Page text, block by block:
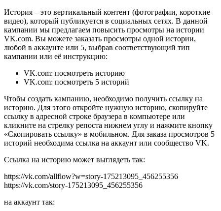
История – это вертикальный контент (фотографии, короткие
видео), который публикуется в социальных сетях. В данной
кампании мы предлагаем повысить просмотры на истории
VK.com. Вы можете заказать просмотры одной истории,
любой в аккаунте или 5, выбрав соответствующий тип
кампании или её инструкцию:
VK.com: посмотреть историю
VK.com: посмотреть 5 историй
Чтобы создать кампанию, необходимо получить ссылку на
историю. Для этого откройте нужную историю, скопируйте
ссылку в адресной строке браузера в компьютере или
кликните на стрелку репоста нижнем углу и нажмите кнопку
«Скопировать ссылку» в мобильном. Для заказа просмотров 5
историй необходима ссылка на аккаунт или сообщество VK.
Ссылка на историю может выглядеть так:
https://vk.com/allflow?w=story-175213095_456255356
https://vk.com/story-175213095_456255356
на аккаунт так: